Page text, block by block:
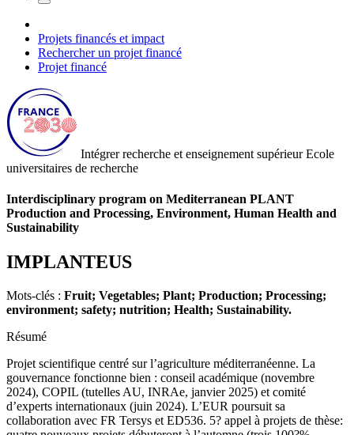
Projets financés et impact
Rechercher un projet financé
Projet financé
Intégrer recherche et enseignement supérieur Ecole
universitaires de recherche
Interdisciplinary program on Mediterranean PLANT
Production and Processing, Environment, Human Health and
Sustainability
IMPLANTEUS
Mots-clés : Fruit; Vegetables; Plant; Production; Processing;
environment; safety; nutrition; Health; Sustainability.
Résumé
Projet scientifique centré sur l’agriculture méditerranéenne. La
gouvernance fonctionne bien : conseil académique (novembre
2024), COPIL (tutelles AU, INRAe, janvier 2025) et comité
d’experts internationaux (juin 2024). L’EUR poursuit sa
collaboration avec FR Tersys et ED536. 5? appel à projets de thèse: